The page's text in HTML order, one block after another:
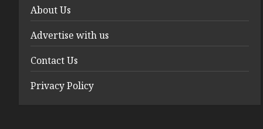
About Us
Advertise with us
Contact Us
Privacy Policy